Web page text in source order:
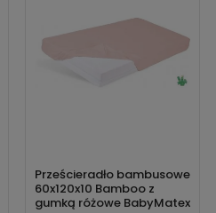
Prześcieradło bambusowe
60x120x10 Bamboo z
gumką różowe BabyMatex